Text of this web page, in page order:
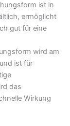
ist in
ermöglicht
gut für eine
wird am
ist für
das
Wirkung